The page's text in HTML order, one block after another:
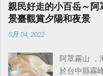
親民好走的小百岳～
景臺觀賞夕陽和夜景
5月 04, 2022
阿罩霧山 ，
於台中縣霧